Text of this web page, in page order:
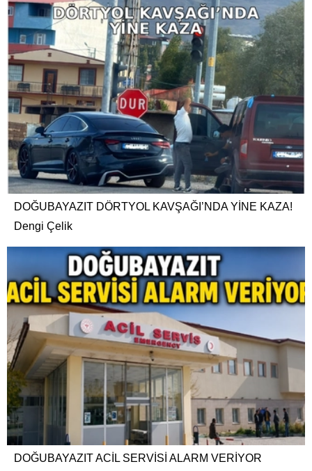
DOĞUBAYAZIT DÖRTYOL KAVŞAĞI’NDA YİNE KAZA!
Dengi Çelik
DOĞUBAYAZIT ACİL SERVİSİ ALARM VERİYOR